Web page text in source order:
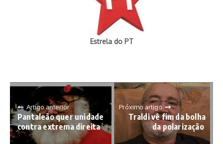
Estrela do PT
Artigo anterior
Pantaleão quer unidade
contra extrema direita
Próximo artigo
Traldi vê fim da bolha
da polarização